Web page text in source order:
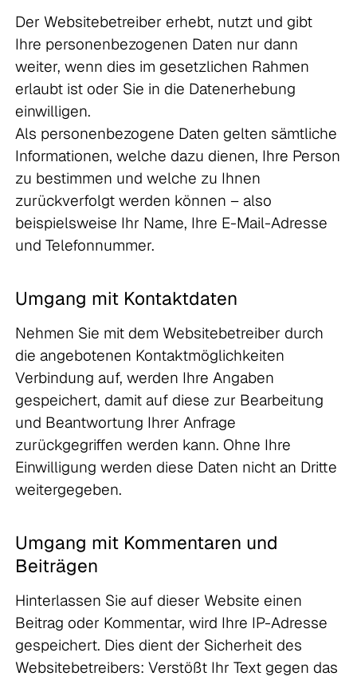
Der Websitebetreiber erhebt, nutzt und gibt
Ihre personenbezogenen Daten nur dann
weiter, wenn dies im gesetzlichen Rahmen
erlaubt ist oder Sie in die Datenerhebung
einwilligen.
Als personenbezogene Daten gelten sämtliche
Informationen, welche dazu dienen, Ihre Person
zu bestimmen und welche zu Ihnen
zurückverfolgt werden können – also
beispielsweise Ihr Name, Ihre E-Mail-Adresse
und Telefonnummer.
Umgang mit Kontaktdaten
Nehmen Sie mit dem Websitebetreiber durch
die angebotenen Kontaktmöglichkeiten
Verbindung auf, werden Ihre Angaben
gespeichert, damit auf diese zur Bearbeitung
und Beantwortung Ihrer Anfrage
zurückgegriffen werden kann. Ohne Ihre
Einwilligung werden diese Daten nicht an Dritte
weitergegeben.
Umgang mit Kommentaren und
Beiträgen
Hinterlassen Sie auf dieser Website einen
Beitrag oder Kommentar, wird Ihre IP-Adresse
gespeichert. Dies dient der Sicherheit des
Websitebetreibers: Verstößt Ihr Text gegen das